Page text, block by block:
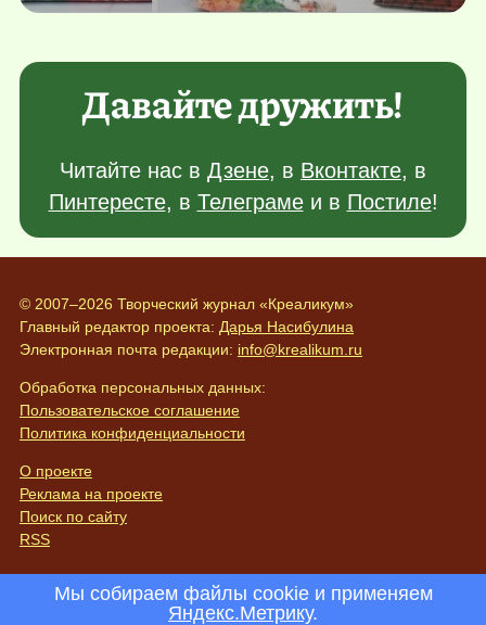
Давайте дружить!
Читайте нас в Дзене, в Вконтакте, в
Пинтересте, в Телеграмеи в Постиле!
© 2007–2026 Творческий журнал «Креаликум»
Главный редактор проекта: Дарья Насибулина
Электронная почта редакции: info@krealikum.ru
Обработка персональных данных:
Пользовательское соглашение
Политика конфиденциальности
О проекте
Реклама на проекте
Поиск по сайту
RSS
Мы собираем файлы cookie и применяем
Яндекс.Метрику.